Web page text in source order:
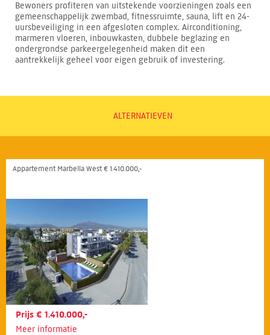
Bewoners profiteren van uitstekende voorzieningen zoals een
gemeenschappelijk zwembad, fitnessruimte, sauna, lift en 24-
uursbeveiliging in een afgesloten complex. Airconditioning,
marmeren vloeren, inbouwkasten, dubbele beglazing en
ondergrondse parkeergelegenheid maken dit een
aantrekkelijk geheel voor eigen gebruik of investering.
ALTERNATIEVEN
Appartement Marbella West € 1.410.000,-
Prijs € 1.410.000,-
Meer informatie